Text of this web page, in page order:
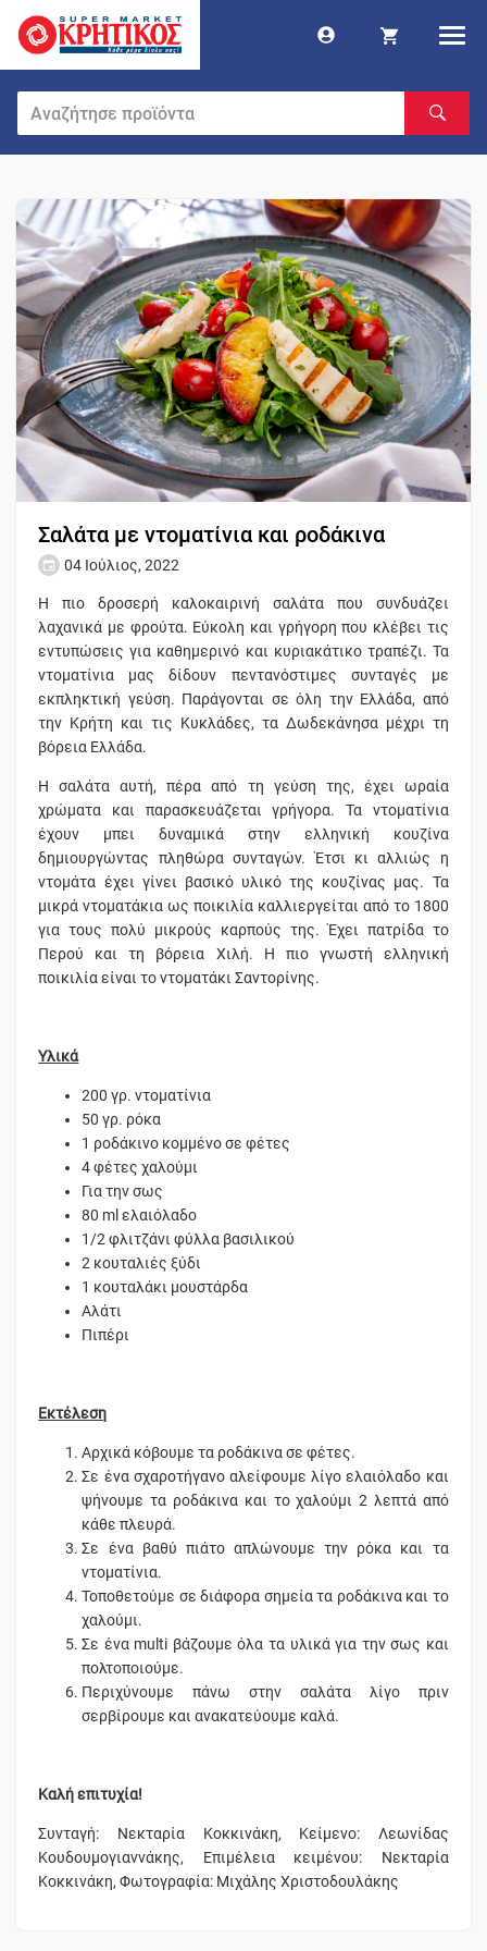
Σαλάτα με ντοματίνια και ροδάκινα
04 Ιούλιος, 2022
Η πιο δροσερή καλοκαιρινή σαλάτα που συνδυάζει
λαχανικά με φρούτα. Εύκολη και γρήγορη που κλέβει τις
εντυπώσεις για καθημερινό και κυριακάτικο τραπέζι. Τα
ντοματίνια μας δίδουν πεντανόστιμες συνταγές με
εκπληκτική γεύση. Παράγονται σε όλη την Ελλάδα, από
την Κρήτη και τις Κυκλάδες, τα Δωδεκάνησα μέχρι τη
βόρεια Ελλάδα.
Η σαλάτα αυτή, πέρα από τη γεύση της, έχει ωραία
χρώματα και παρασκευάζεται γρήγορα. Τα ντοματίνια
έχουν μπει δυναμικά στην ελληνική κουζίνα
δημιουργώντας πληθώρα συνταγών. Έτσι κι αλλιώς η
ντομάτα έχει γίνει βασικό υλικό της κουζίνας μας. Τα
μικρά ντοματάκια ως ποικιλία καλλιεργείται από το 1800
για τους πολύ μικρούς καρπούς της. Έχει πατρίδα το
Περού και τη βόρεια Χιλή. Η πιο γνωστή ελληνική
ποικιλία είναι το ντοματάκι Σαντορίνης.
Υλικά
200 γρ. ντοματίνια
50 γρ. ρόκα
1 ροδάκινο κομμένο σε φέτες
4 φέτες χαλούμι
Για την σως
80 ml ελαιόλαδο
1/2 φλιτζάνι φύλλα βασιλικού
2 κουταλιές ξύδι
1 κουταλάκι μουστάρδα
Αλάτι
Πιπέρι
Εκτέλεση
Αρχικά κόβουμε τα ροδάκινα σε φέτες.
Σε ένα σχαροτήγανο αλείφουμε λίγο ελαιόλαδο και
ψήνουμε τα ροδάκινα και το χαλούμι 2 λεπτά από
κάθε πλευρά.
Σε ένα βαθύ πιάτο απλώνουμε την ρόκα και τα
ντοματίνια.
Τοποθετούμε σε διάφορα σημεία τα ροδάκινα και το
χαλούμι.
Σε ένα multi βάζουμε όλα τα υλικά για την σως και
πολτοποιούμε.
Περιχύνουμε πάνω στην σαλάτα λίγο πριν
σερβίρουμε και ανακατεύουμε καλά.
Καλή επιτυχία!
Συνταγή: Νεκταρία Κοκκινάκη, Κείμενο: Λεωνίδας
Κουδουμογιαννάκης, Επιμέλεια κειμένου: Νεκταρία
Κοκκινάκη, Φωτογραφία: Μιχάλης Χριστοδουλάκης